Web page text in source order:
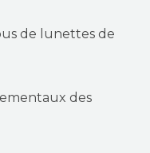
de lunettes de
des